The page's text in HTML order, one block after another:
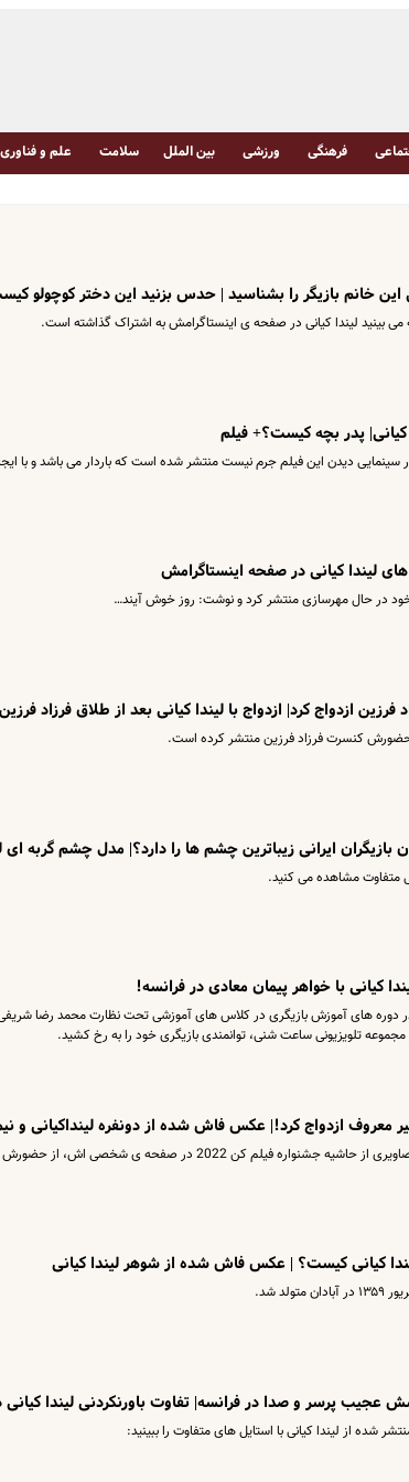
فرهنگی ورزشی بین الملل سلامت علم و فناوری
خانم بازیگر را بشناسید | حدس بزنید این دختر کوچولو
بینید لیندا کیانی در صفحه ی اینستاگرامش به اشتراک گذاشته است.
کیانی| پدر بچه کیست؟+ فیلم
در سینمایی دیدن این فیلم جرم نیست منتشر شده است که باردار می باشد و
لیندا کیانی در صفحه اینستاگرامش
خود در حال مهرسازی منتشر کرد و نوشت: روز خوش آیند…
فرزین ازدواج کرد| ازدواج با لیندا کیانی بعد از طلاق فرزاد
حضورش کنسرت فرزاد فرزین منتشر کرده است.
بازیگران ایرانی زیباترین چشم ها را دارد؟| مدل چشم گربه ای
متفاوت مشاهده می کنید.
کیانی با خواهر پیمان معادی در فرانسه!
دوره‌ های آموزش بازیگری در کلاس‌ های آموزشی تحت نظارت محمد رضا شریفی
تلویزیونی ساعت شنی، توانمندی بازیگری خود را به رخ کشید.
معروف ازدواج کرد!| عکس فاش شده از دونفره لینداکیانی و
فیلم کن 2022 در صفحه ی شخصی اش، از حضورش در این جشنواره خبر داده است.
کیانی کیست؟ | عکس فاش شده از شوهر لیندا کیانی
عجیب پرسر و صدا در فرانسه| تفاوت باورنکردنی لیندا
شده از لیندا کیانی با استایل های متفاوت را ببینید: